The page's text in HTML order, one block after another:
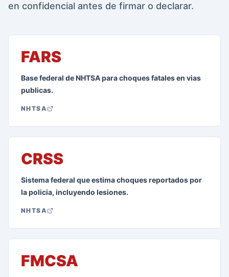
en confidencial antes de firmar o declarar.
FARS
Base federal de NHTSA para choques fatales en vias
publicas.
NHTSA
CRSS
Sistema federal que estima choques reportados por
la policia, incluyendo lesiones.
NHTSA
FMCSA